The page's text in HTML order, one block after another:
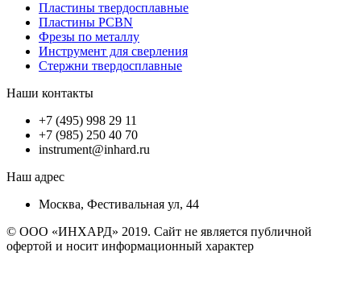
Пластины твердосплавные
Пластины PCBN
Фрезы по металлу
Инструмент для сверления
Стержни твердосплавные
Наши контакты
+7 (495) 998 29 11
+7 (985) 250 40 70
instrument@inhard.ru
Наш адрес
Москва, Фестивальная ул, 44
© ООО «ИНХАРД» 2019. Сайт не является публичной
офертой и носит информационный характер